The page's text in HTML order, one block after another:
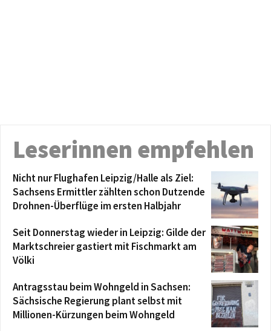
Leserinnen empfehlen
Nicht nur Flughafen Leipzig/Halle als Ziel:
Sachsens Ermittler zählten schon Dutzende
Drohnen-Überflüge im ersten Halbjahr
Seit Donnerstag wieder in Leipzig: Gilde der
Marktschreier gastiert mit Fischmarkt am
Völki
Antragsstau beim Wohngeld in Sachsen:
Sächsische Regierung plant selbst mit
Millionen-Kürzungen beim Wohngeld